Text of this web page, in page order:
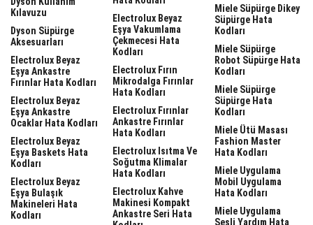
Kılavuzu
Dyson Süpürge
Aksesuarları
Electrolux Beyaz
Eşya Ankastre
Fırınlar Hata Kodları
Electrolux Beyaz
Eşya Ankastre
Ocaklar Hata Kodları
Electrolux Beyaz
Eşya Baskets Hata
Kodları
Electrolux Beyaz
Eşya Bulaşık
Makineleri Hata
Kodları
Electrolux Beyaz
Eşya Vakumlama
Çekmecesi Hata
Kodları
Electrolux Fırın
Mikrodalga Fırınlar
Hata Kodları
Electrolux Fırınlar
Ankastre Fırınlar
Hata Kodları
Electrolux Isıtma Ve
Soğutma Klimalar
Hata Kodları
Electrolux Kahve
Makinesi Kompakt
Ankastre Seri Hata
Miele Süpürge Dikey
Süpürge Hata
Kodları
Miele Süpürge
Robot Süpürge Hata
Kodları
Miele Süpürge
Süpürge Hata
Kodları
Miele Ütü Masası
Fashion Master
Hata Kodları
Miele Uygulama
Mobil Uygulama
Hata Kodları
Miele Uygulama
Sesli Yardım Hata